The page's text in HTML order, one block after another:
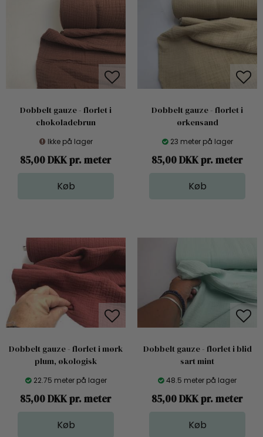
Dobbelt gauze - florlet i
chokoladebrun
Ikke på lager
85,00 DKK pr. meter
Dobbelt gauze - florlet i
ørkensand
23 meter på lager
85,00 DKK pr. meter
Dobbelt gauze - florlet i mørk
plum, økologisk
22.75 meter på lager
85,00 DKK pr. meter
Dobbelt gauze - florlet i blid
sart mint
48.5 meter på lager
85,00 DKK pr. meter